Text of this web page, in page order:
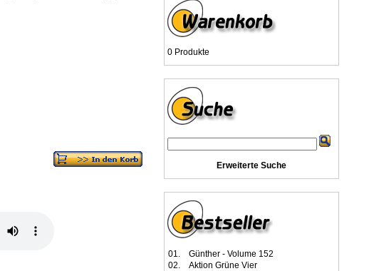
0 Produkte
Erweiterte Suche
01.
Günther - Volume 152
02.
Aktion Grüne Vier